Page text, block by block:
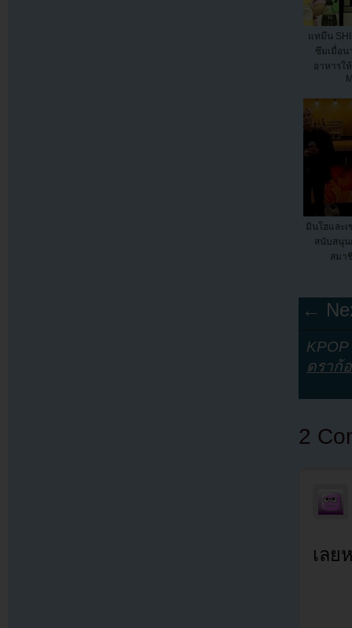
แทมึน
ซึมเมื่อน
อาหารใ
มินโฮและ
สนับสนุน
สมา
←
ดราก้
2
เลย